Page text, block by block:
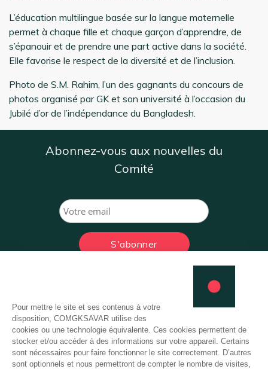
L’éducation multilingue basée sur la langue maternelle
permet à chaque fille et chaque garçon d’apprendre, de
s’épanouir et de prendre une part active dans la société.
Elle favorise le respect de la diversité et de l’inclusion.
Photo de S.M. Rahim, l’un des gagnants du concours de
photos organisé par GK et son université à l’occasion du
Jubilé d’or de l’indépendance du Bangladesh.
Abonnez-vous aux nouvelles du
Comité
Comité Français de Soutien
à GK-Savar Bangladesh
CFS GK-Savar Bangladesh
Actualités